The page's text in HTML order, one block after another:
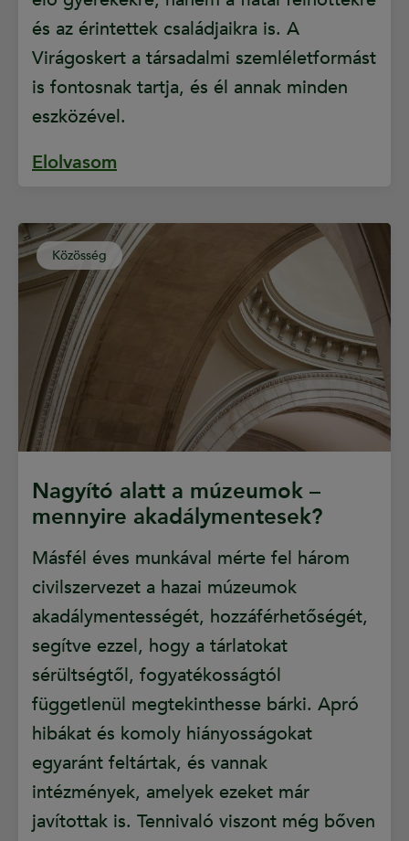
és az érintettek családjaikra is. A
Virágoskert a társadalmi szemléletformást
is fontosnak tartja, és él annak minden
eszközével.
Elolvasom
Közösség
Nagyító alatt a múzeumok –
mennyire akadálymentesek?
Másfél éves munkával mérte fel három
civilszervezet a hazai múzeumok
akadálymentességét, hozzáférhetőségét,
segítve ezzel, hogy a tárlatokat
sérültségtől, fogyatékosságtól
függetlenül megtekinthesse bárki. Apró
hibákat és komoly hiányosságokat
egyaránt feltártak, és vannak
intézmények, amelyek ezeket már
javítottak is. Tennivaló viszont még bőven